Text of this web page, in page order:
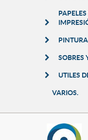
SOBRES
UTILES
VARIOS.